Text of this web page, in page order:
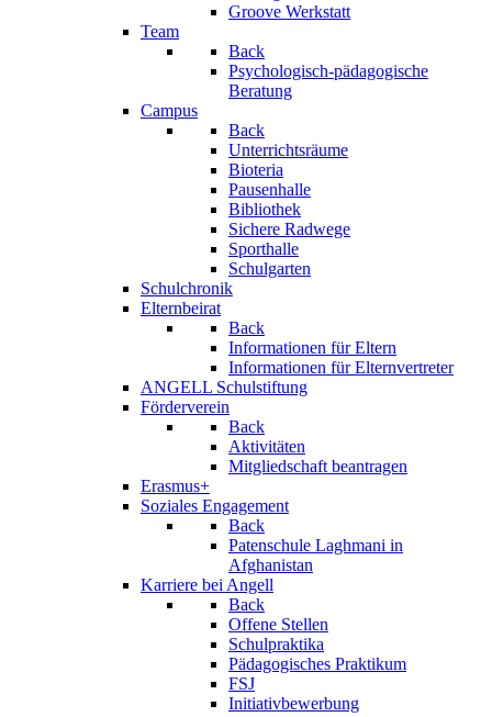
Groove Werkstatt
Team
Back
Psychologisch-pädagogische
Beratung
Campus
Back
Unterrichtsräume
Bioteria
Pausenhalle
Bibliothek
Sichere Radwege
Sporthalle
Schulgarten
Schulchronik
Elternbeirat
Back
Informationen für Eltern
Informationen für Elternvertreter
ANGELL Schulstiftung
Förderverein
Back
Aktivitäten
Mitgliedschaft beantragen
Erasmus+
Soziales Engagement
Back
Patenschule Laghmani in
Afghanistan
Karriere bei Angell
Back
Offene Stellen
Schulpraktika
Pädagogisches Praktikum
FSJ
Initiativbewerbung